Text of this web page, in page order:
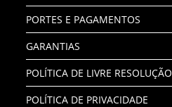
PORTES E PAGAMENTOS
GARANTIAS
POLÍTICA DE LIVRE RESOLUÇÃO
POLÍTICA DE PRIVACIDADE